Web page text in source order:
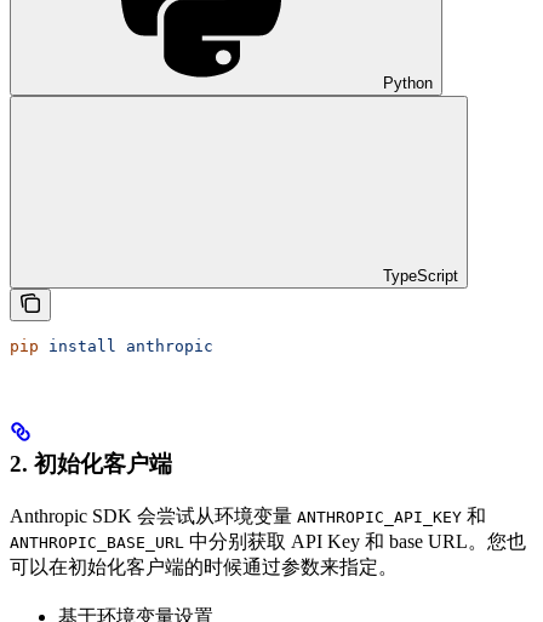
Python
TypeScript
pip install anthropic
2. 初始化客户端
Anthropic SDK 会尝试从环境变量 ANTHROPIC_API_KEY 和
ANTHROPIC_BASE_URL 中分别获取 API Key 和 base URL。您也
可以在初始化客户端的时候通过参数来指定。
基于环境变量设置